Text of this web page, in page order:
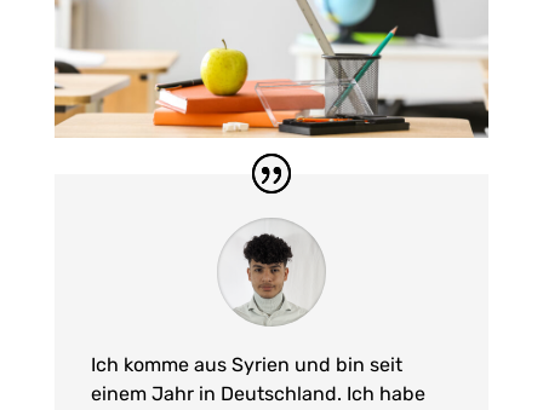
Ich komme aus Syrien und bin seit
einem Jahr in Deutschland. Ich habe